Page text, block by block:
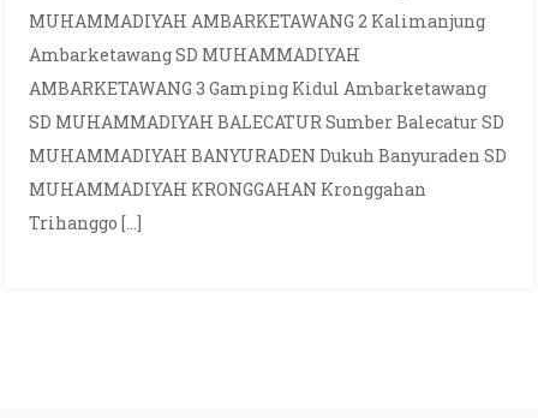
MUHAMMADIYAH AMBARKETAWANG 2 Kalimanjung
Ambarketawang SD MUHAMMADIYAH
AMBARKETAWANG 3 Gamping Kidul Ambarketawang
SD MUHAMMADIYAH BALECATUR Sumber Balecatur SD
MUHAMMADIYAH BANYURADEN Dukuh Banyuraden SD
MUHAMMADIYAH KRONGGAHAN Kronggahan
Trihanggo […]